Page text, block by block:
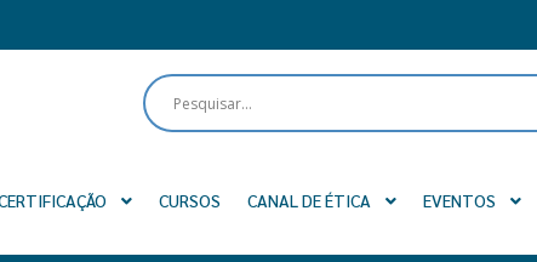
CURSOS CANAL DE ÉTICA EVENTOS